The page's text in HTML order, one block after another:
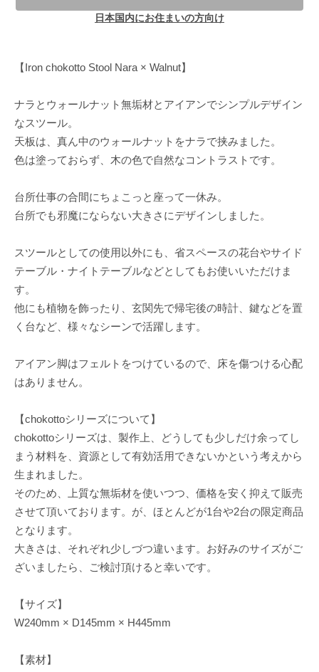
日本国内にお住まいの方向け
【Iron chokotto Stool Nara × Walnut】
ナラとウォールナット無垢材とアイアンでシンプルデザイン
なスツール。
天板は、真ん中のウォールナットをナラで挟みました。
色は塗っておらず、木の色で自然なコントラストです。
台所仕事の合間にちょこっと座って一休み。
台所でも邪魔にならない大きさにデザインしました。
スツールとしての使用以外にも、省スペースの花台やサイド
テーブル・ナイトテーブルなどとしてもお使いいただけま
す。
他にも植物を飾ったり、玄関先で帰宅後の時計、鍵などを置
く台など、様々なシーンで活躍します。
アイアン脚はフェルトをつけているので、床を傷つける心配
はありません。
【chokottoシリーズについて】
chokottoシリーズは、製作上、どうしても少しだけ余ってし
まう材料を、資源として有効活用できないかという考えから
生まれました。
そのため、上質な無垢材を使いつつ、価格を安く抑えて販売
させて頂いております。が、ほとんどが1台や2台の限定商品
となります。
大きさは、それぞれ少しづつ違います。お好みのサイズがご
ざいましたら、ご検討頂けると幸いです。
【サイズ】
W240mm × D145mm × H445mm
【素材】